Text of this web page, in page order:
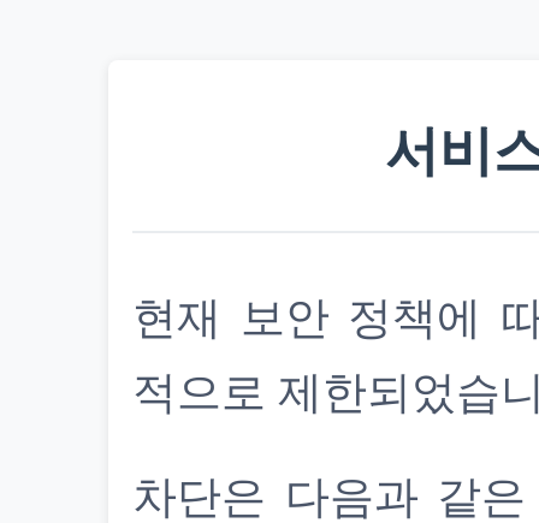
서비
현재 보안 정책에
적으로 제한되었습
차단은 다음과 같